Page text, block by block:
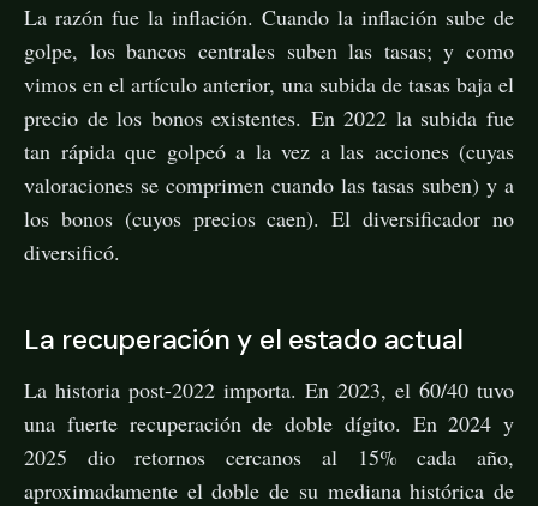
La razón fue la inflación. Cuando la inflación sube de
golpe, los bancos centrales suben las tasas; y como
vimos en el artículo anterior, una subida de tasas baja el
precio de los bonos existentes. En 2022 la subida fue
tan rápida que golpeó a la vez a las acciones (cuyas
valoraciones se comprimen cuando las tasas suben) y a
los bonos (cuyos precios caen). El diversificador no
diversificó.
La recuperación y el estado actual
La historia post-2022 importa. En 2023, el 60/40 tuvo
una fuerte recuperación de doble dígito. En 2024 y
2025 dio retornos cercanos al 15% cada año,
aproximadamente el doble de su mediana histórica de